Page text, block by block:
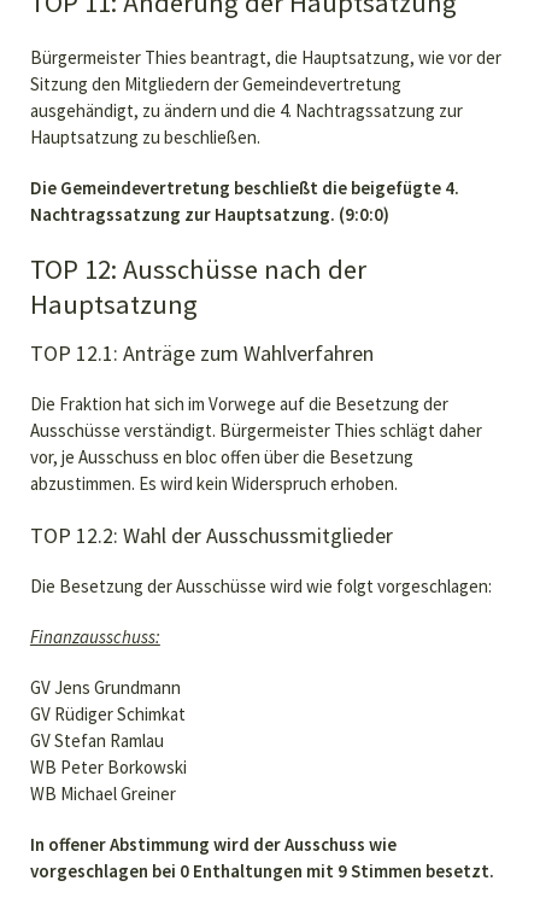
Bürgermeister Thies beantragt, die Hauptsatzung, wie vor der
Sitzung den Mitgliedern der Gemeindevertretung
ausgehändigt, zu ändern und die 4. Nachtragssatzung zur
Hauptsatzung zu beschließen.
Die Gemeindevertretung beschließt die beigefügte 4.
Nachtragssatzung zur Hauptsatzung. (9:0:0)
TOP 12: Ausschüsse nach der
Hauptsatzung
TOP 12.1: Anträge zum Wahlverfahren
Die Fraktion hat sich im Vorwege auf die Besetzung der
Ausschüsse verständigt. Bürgermeister Thies schlägt daher
vor, je Ausschuss en bloc offen über die Besetzung
abzustimmen. Es wird kein Widerspruch erhoben.
TOP 12.2: Wahl der Ausschussmitglieder
Die Besetzung der Ausschüsse wird wie folgt vorgeschlagen:
Finanzausschuss:
GV Jens Grundmann
GV Rüdiger Schimkat
GV Stefan Ramlau
WB Peter Borkowski
WB Michael Greiner
In offener Abstimmung wird der Ausschuss wie
vorgeschlagen bei 0 Enthaltungen mit 9 Stimmen besetzt.